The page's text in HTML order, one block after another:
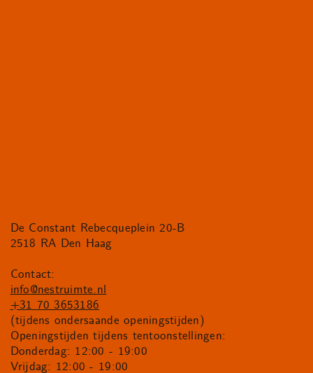
De Constant Rebecqueplein 20-B
2518 RA Den Haag
Contact:
info@nestruimte.nl
+31 70 3653186
(tijdens ondersaande openingstijden)
Openingstijden tijdens tentoonstellingen:
Donderdag: 12:00 - 19:00
Vrijdag: 12:00 - 19:00